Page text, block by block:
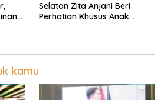
Selatan Zita Anjani Beri
Perhatian Khusus Anak
kamu